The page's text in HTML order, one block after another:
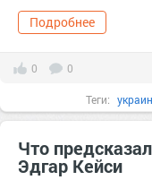
Подробнее
0 0
Теги:
Что
Эдгар Кейси